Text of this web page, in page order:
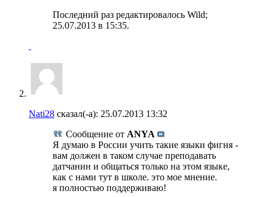
Последний раз редактировалось Wild;
25.07.2013 в 15:35.
Nati28 сказал(-а): 25.07.2013 13:32
Сообщение от ANYA
Я думаю в России учить такие языки фигня -
вам должен в таком случае преподавать
датчанин и общаться только на этом языке,
как с нами тут в школе. это мое мнение.
я полностью поддерживаю!